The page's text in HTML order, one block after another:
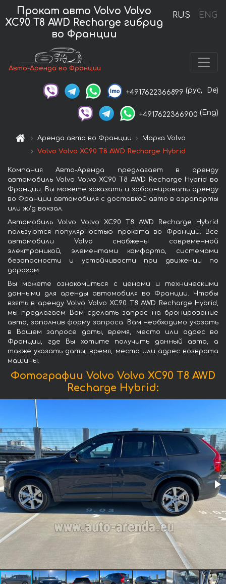
RUS ENG
Прокат авто Volvo Volvo
XC90 T8 AWD Recharge гибрид
во Франции
Авто-Аренда во Франции
+4917622366899 (рус, De)
+4917622366900 (Eng)
Аренда авто во Франции
Марка Volvo
Volvo Volvo XC90 T8 AWD Recharge Hybrid
Компания Авто-Аренда предлагает в аренду
автомобиль Volvo Volvo XC90 T8 AWD Recharge Hybrid во
Франции. Вы можете заказать и забронировать аренду
во Франции автомобиля с доставкой авто в аэропорты
или ж/д вокзал.
Автомобиль Volvo Volvo XC90 T8 AWD Recharge Hybrid
пользуются популярностью проката во Франции. Все
автомобили Volvo снабжены современной
электроникой, элементами комфорта, системами
безопасности и устойчивости при движении по
дорогам.
Вы можете ознакомиться с ценами и техническими
данными для аренды автомобиля во Франции. Чтобы
взять в аренду Volvo Volvo XC90 T8 AWD Recharge Hybrid,
мы предлагаем Вам сделать запрос на бронирование
авто, заполнив форму запроса. Вам необходимо указать
в Вашем запросе даты, время, место или адрес во
Франции, где Вы хотите получить данный авто, а
также указать даты, время, место или адрес возврата
машины.
Фотографии Volvo Volvo XC90 T8 AWD
Recharge Hybrid: